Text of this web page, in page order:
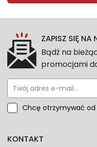
ZAPISZ SIĘ NA
Bądź na
promocjami
Chcę otrzymywać od
przeze mnie adres
dotyczące danych
KONTAKT